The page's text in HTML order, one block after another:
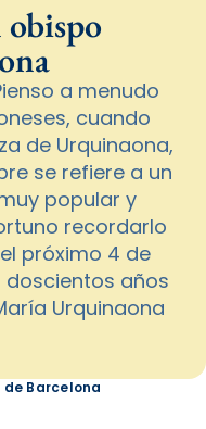
a menudo
cuando
de Urquinaona,
se refiere a un
popular y
recordarlo
próximo 4 de
años
Urquinaona
de Barcelona